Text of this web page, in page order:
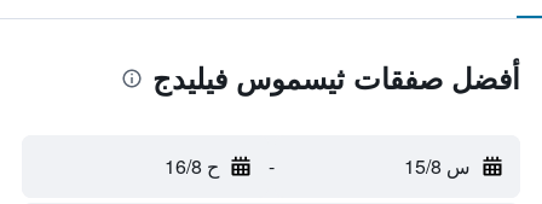
أفضل صفقات ثيسموس فيليدج
س 15/8 - ح 16/8